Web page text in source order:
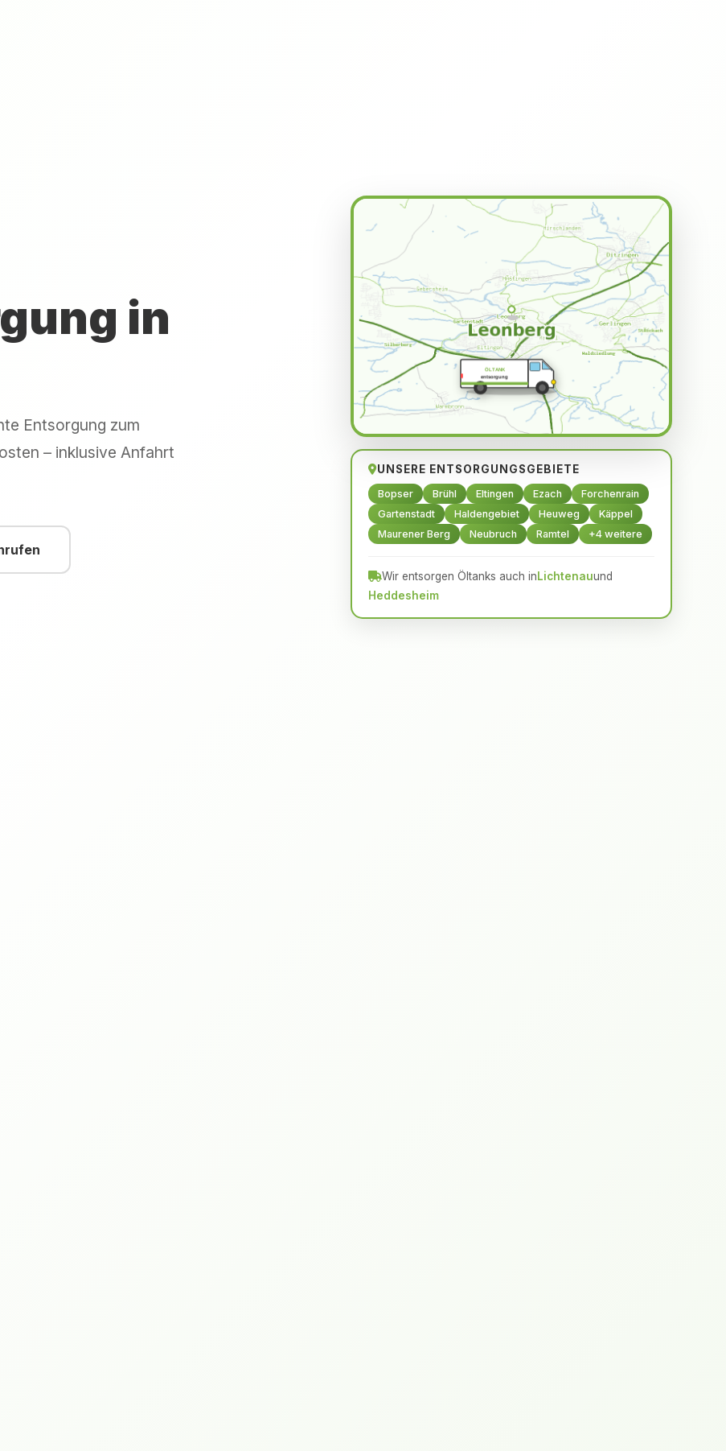
in
Entsorgung zum
– inklusive Anfahrt
ÖLTANK
entsorgung
UNSERE ENTSORGUNGSGEBIETE
Bopser Brühl Eltingen Ezach
Forchenrain
Gartenstadt
Haldengebiet Heuweg
Käppel
Maurener Berg
Neubruch Ramtel +4 weitere
Wir entsorgen Öltanks auch inLichtenauund
Heddesheim